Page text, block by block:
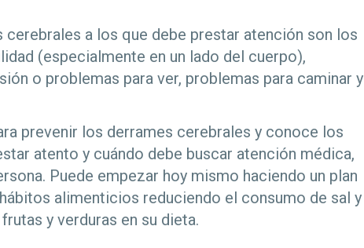
a los que debe prestar atención son los
(especialmente en un lado del cuerpo),
o problemas para ver, problemas para caminar y
prevenir los derrames cerebrales y conoce los
atento y cuándo debe buscar atención médica,
Puede empezar hoy mismo haciendo un plan
alimenticios reduciendo el consumo de sal y
y verduras en su dieta.